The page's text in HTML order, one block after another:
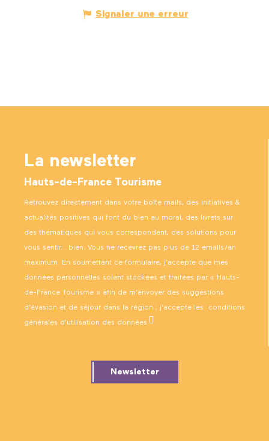
Signaler une erreur
La newsletter
Hauts-de-France Tourisme
Retrouvez directement dans votre boîte mails, des initiatives &
actualités positives qui font du bien au moral, des livrets sur
des thématiques qui vous correspondent, des solutions pour
vous sentir… bien. Vous ne recevrez pas plus de 12 emails/an
maximum. En soumettant ce formulaire, j’accepte que mes
données personnelles soient stockées et traitées par « Hauts-
de-France Tourisme » afin de m’envoyer des suggestions
d’évasion et de séjour dans la région ; j’accepte les conditions
générales d’utilisation des données .
Newsletter